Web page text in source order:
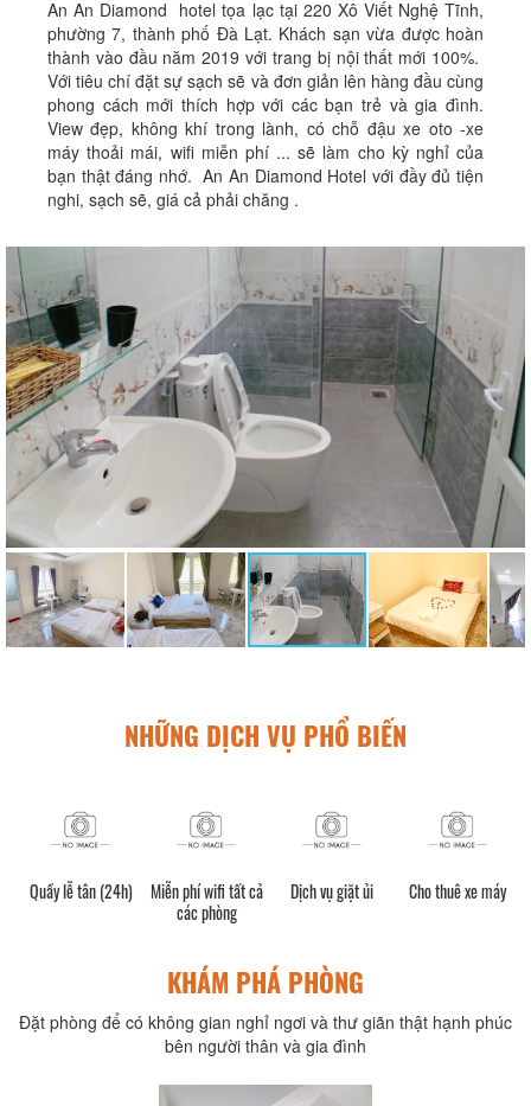
An An Diamond hotel tọa lạc tại 220 Xô Viết Nghệ Tĩnh,
phường 7, thành phố Đà Lạt. Khách sạn vừa được hoàn
thành vào đầu năm 2019 với trang bị nội thất mới 100%.
Với tiêu chí đặt sự sạch sẽ và đơn giản lên hàng đầu cùng
phong cách mới thích hợp với các bạn trẻ và gia đình.
View đẹp, không khí trong lành, có chỗ đậu xe oto -xe
máy thoải mái, wifi miễn phí ... sẽ làm cho kỳ nghỉ của
bạn thật đáng nhớ. An An Diamond Hotel với đầy đủ tiện
nghi, sạch sẽ, giá cả phải chăng .
NHỮNG DỊCH VỤ PHỔ BIẾN
Quầy lễ tân (24h)
Miễn phí wifi tất cả
các phòng
Dịch vụ giặt ủi Cho thuê xe máy
KHÁM PHÁ PHÒNG
Đặt phòng để có không gian nghỉ ngơi và thư giãn thật hạnh phúc
bên người thân và gia đình